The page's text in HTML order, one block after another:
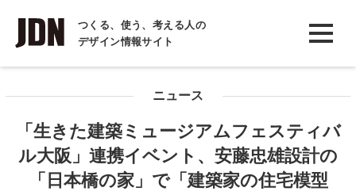
つくる、使う、考える人の
デザイン情報サイト
INTERVIEW
インタビュー
COLUMN
コラム
ニュース
「生きた建築ミュージアムフェスティバ
ル大阪」連携イベント、安藤忠雄設計の
「日本橋の家」で「建築家の住宅模型